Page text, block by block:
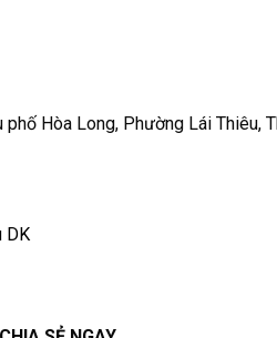
Hòa Long, Phường Lái Thiêu,
DK